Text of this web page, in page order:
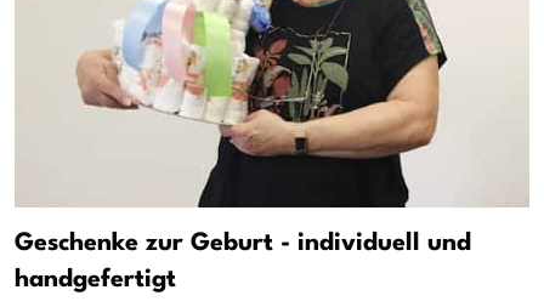
Geschenke zur Geburt - individuell und
handgefertigt